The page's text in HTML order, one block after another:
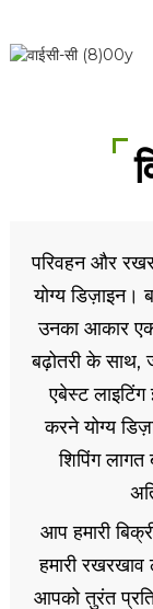
परिवहन और
योग्य डिज़ाइन।
उनका आकार
बढ़ोतरी के
एबेस्ट
करने योग्य
शिपिंग
आप हमारी
हमारी
आपको तुरंत